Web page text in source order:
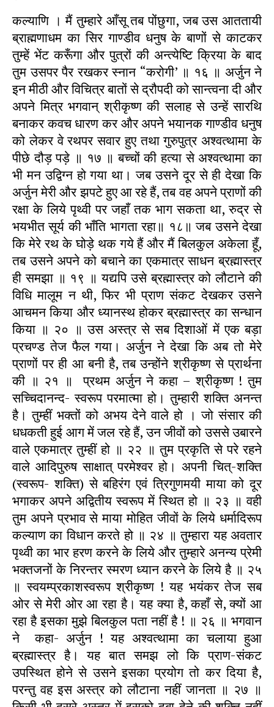
कल्याणि । मैं तुम्हारे आँसू तब पोंछुगा, जब उस आततायी
ब्राह्मणाधम का सिर गाण्डीव धनुष के बाणों से काटकर
तुम्हें भेंट करूँगा और पुत्रों की अन्त्येष्टि क्रिया के बाद
तुम उसपर पैर रखकर स्नान “करोगी’ ॥ १६ ॥ अर्जुन ने
इन मीठी और विचित्र बातों से द्रौपदी को सान्त्वना दी और
अपने मित्र भगवान् श्रीकृष्ण की सलाह से उन्हें सारथि
बनाकर कवच धारण कर और अपने भयानक गाण्डीव धनुष
को लेकर वे रथपर सवार हुए तथा गुरुपुत्र अश्वत्थामा के
पीछे दौड़ पड़े ॥ १७ ॥ बच्चों की हत्या से अश्वत्थामा का
भी मन उद्विग्न हो गया था। जब उसने दूर से ही देखा कि
अर्जुन मेरी और झपटे हुए आ रहे हैं, तब वह अपने प्राणों की
रक्षा के लिये पृथ्वी पर जहाँ तक भाग सकता था, रुद्र से
भयभीत सूर्य की भाँति भागता रहा॥ १८॥ जब उसने देखा
कि मेरे रथ के घोड़े थक गये हैं और मैं बिलकुल अकेला हूँ,
तब उसने अपने को बचाने का एकमात्र साधन ब्रह्मास्त्र
ही समझा ॥ १९ ॥ यद्यपि उसे ब्रह्मास्त्र को लौटाने की
विधि मालूम न थी, फिर भी प्राण संकट देखकर उसने
आचमन किया और ध्यानस्थ होकर ब्रह्मास्त्र का सन्धान
किया ॥ २० ॥ उस अस्त्र से सब दिशाओं में एक बड़ा
प्रचण्ड तेज फैल गया। अर्जुन ने देखा कि अब तो मेरे
प्राणों पर ही आ बनी है, तब उन्होंने श्रीकृष्ण से प्रार्थना
की ॥ २१ ॥ प्रथम अर्जुन ने कहा – श्रीकृष्ण ! तुम
सच्चिदानन्द- स्वरूप परमात्मा हो। तुम्हारी शक्ति अनन्त
है। तुम्हीं भक्तों को अभय देने वाले हो । जो संसार की
धधकती हुई आग में जल रहे हैं, उन जीवों को उससे उबारने
वाले एकमात्र तुम्हीं हो ॥ २२ ॥ तुम प्रकृति से परे रहने
वाले आदिपुरुष साक्षात् परमेश्वर हो। अपनी चित्-शक्ति
(स्वरूप- शक्ति) से बहिरंग एवं त्रिगुणमयी माया को दूर
भगाकर अपने अद्वितीय स्वरूप में स्थित हो ॥ २३ ॥ वही
तुम अपने प्रभाव से माया मोहित जीवों के लिये धर्मादिरूप
कल्याण का विधान करते हो ॥ २४ ॥ तुम्हारा यह अवतार
पृथ्वी का भार हरण करने के लिये और तुम्हारे अनन्य प्रेमी
भक्तजनों के निरन्तर स्मरण ध्यान करने के लिये है ॥ २५
॥ स्वयम्प्रकाशस्वरूप श्रीकृष्ण ! यह भयंकर तेज सब
ओर से मेरी ओर आ रहा है। यह क्या है, कहाँ से, क्यों आ
रहा है इसका मुझे बिलकुल पता नहीं है ! ॥ २६ ॥ भगवान
ने कहा- अर्जुन ! यह अश्वत्थामा का चलाया हुआ
ब्रह्मास्त्र है। यह बात समझ लो कि प्राण-संकट
उपस्थित होने से उसने इसका प्रयोग तो कर दिया है,
परन्तु वह इस अस्त्र को लौटाना नहीं जानता ॥ २७ ॥